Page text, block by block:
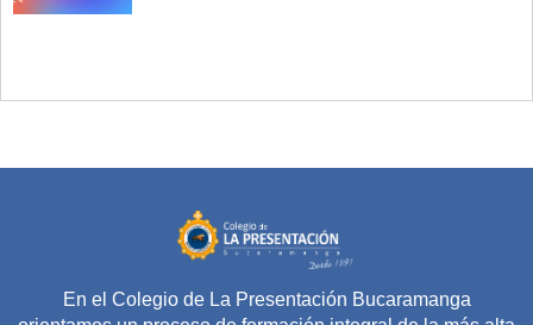
En el Colegio de La Presentación Bucaramanga